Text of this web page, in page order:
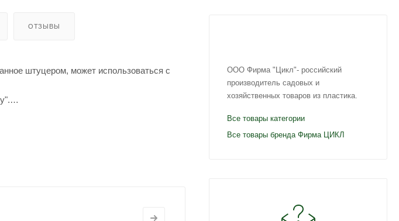
ОТЗЫВЫ
штуцером, может использоваться с
ООО Фирма "Цикл"- российский
производитель садовых и
хозяйственных товаров из пластика.
Все товары категории
Все товары бренда Фирма ЦИКЛ